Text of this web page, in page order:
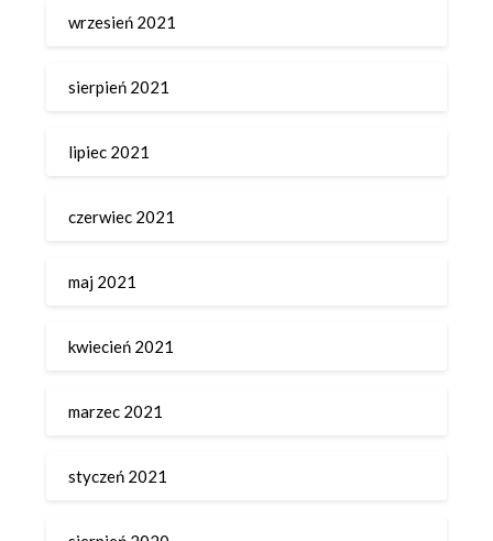
wrzesień 2021
sierpień 2021
lipiec 2021
czerwiec 2021
maj 2021
kwiecień 2021
marzec 2021
styczeń 2021